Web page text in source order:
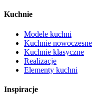
Kuchnie
Modele kuchni
Kuchnie nowoczesne
Kuchnie klasyczne
Realizacje
Elementy kuchni
Inspiracje